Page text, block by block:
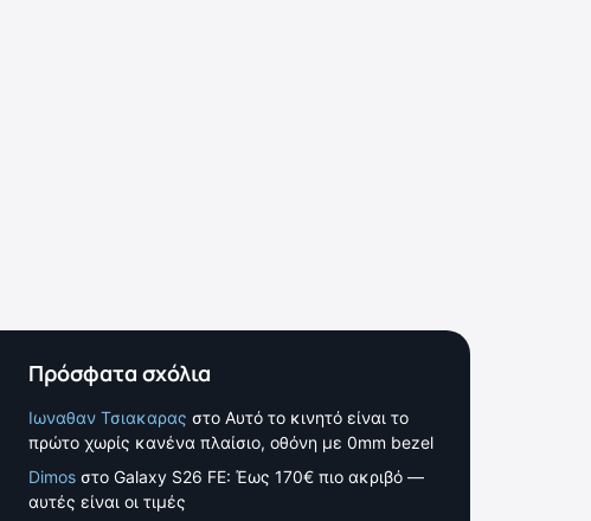
Πρόσφατα σχόλια
Ιωναθαν ΤσιακαραςστοΑυτό το κινητό είναι το
πρώτο χωρίς κανένα πλαίσιο, οθόνη με 0mm bezel
DimosστοGalaxy S26 FE: Έως 170€ πιο ακριβό —
αυτές είναι οι τιμές